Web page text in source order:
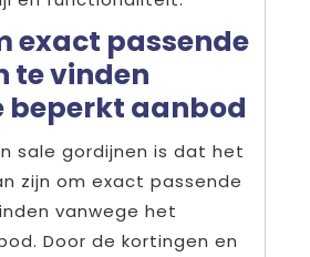
exact passende
te vinden
beperkt aanbod
sale gordijnen is dat het
zijn om exact passende
vanwege het
Door de kortingen en